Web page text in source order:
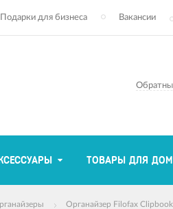
Подарки для бизнеса Вакансии
ТОВАРЫ ДЛЯ
Органайзер Filofax